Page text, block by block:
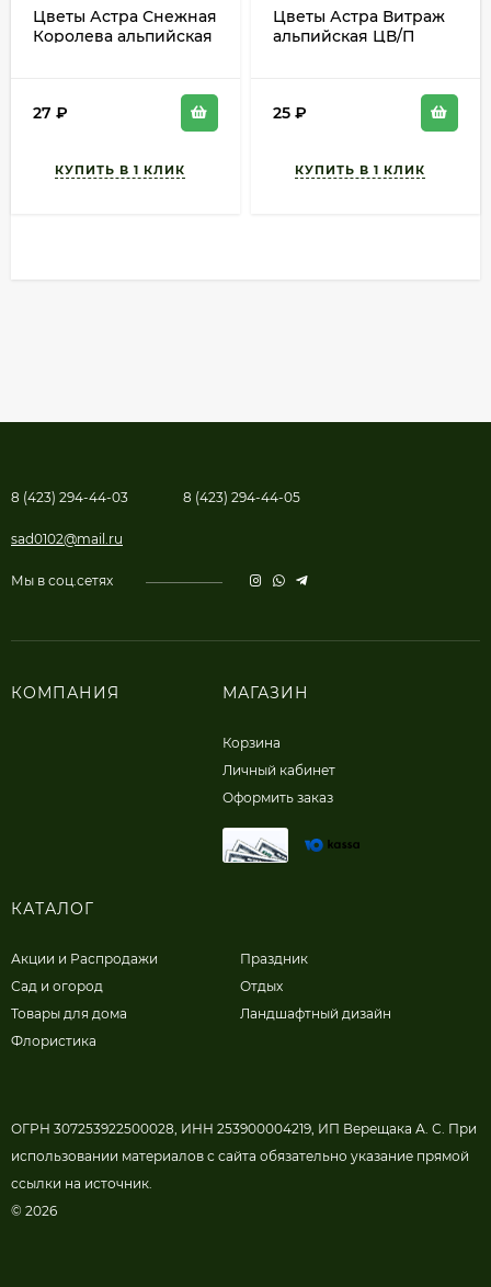
Цветы Астра Снежная
Королева альпийская
27 ₽
Цветы Астра Витраж
альпийская ЦВ/П
25 ₽
8 (423) 294-44-03 8 (423) 294-44-05
sad0102@mail.ru
Мы в соц.сетях
КОМПАНИЯ МАГАЗИН
Корзина
Личный кабинет
Оформить заказ
КАТАЛОГ
Акции и Распродажи
Сад и огород
Товары для дома
Флористика
Праздник
Отдых
Ландшафтный дизайн
ОГРН 307253922500028, ИНН 253900004219, ИП Верещака А. С. При
использовании материалов с сайта обязательно указание прямой
ссылки на источник.
© 2026